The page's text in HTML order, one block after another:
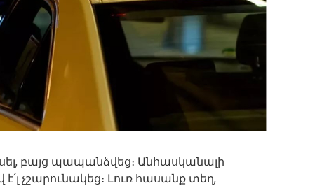
բայց պապանձվեց։ Անհասկանալի
չշարունակեց։ Լուռ հասանք տեղ,